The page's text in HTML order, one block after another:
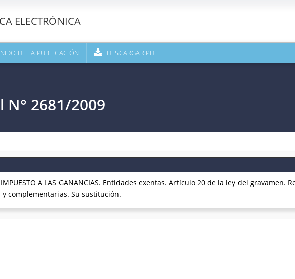
ELECTRÓNICA
DE LA PUBLICACIÓN DESCARGAR PDF
N° 2681/2009
A LAS GANANCIAS. Entidades exentas. Artículo 20 de la ley del gravamen.
complementarias. Su sustitución.